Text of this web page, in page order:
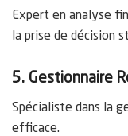
Expert en analyse
la prise de décision
5. Gestionnaire
Spécialiste dans la
efficace.